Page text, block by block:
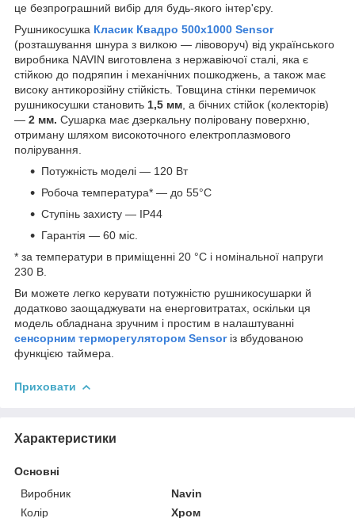
це безпрограшний вибір для будь-якого інтер'єру.
Рушникосушка Класик Квадро 500х1000 Sensor
(розташування шнура з вилкою — лівоворуч) від українського
виробника NAVIN виготовлена з нержавіючої сталі, яка є
стійкою до подряпин і механічних пошкоджень, а також має
високу антикорозійну стійкість. Товщина стінки перемичок
рушникосушки становить 1,5 мм , а бічних стійок (колекторів)
— 2 мм. Сушарка має дзеркальну поліровану поверхню,
отриману шляхом високоточного електроплазмового
полірування.
Потужність моделі — 120 Вт
Робоча температура* — до 55°C
Ступінь захисту — IP44
Гарантія — 60 міс.
* за температури в приміщенні 20 °С і номінальної напруги
230 В.
Ви можете легко керувати потужністю рушникосушарки й
додатково заощаджувати на енерговитратах, оскільки ця
модель обладнана зручним і простим в налаштуванні
сенсорним терморегулятором Sensor із вбудованою
функцією таймера.
Приховати
Характеристики
Основні
Виробник
Navin
Колір
Хром